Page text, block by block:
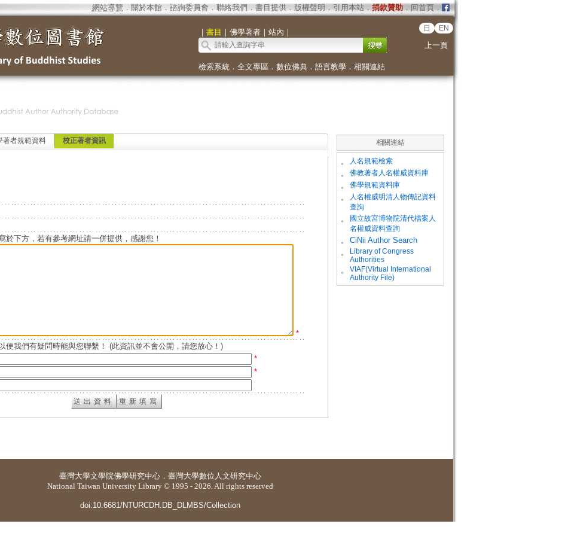
網站導覽 ． 關於本館． 諮詢委員會． 聯絡我們 ． 書目提供． 版權聲明 ． 引用本站． 捐款贊助．回首頁．
｜ 書目 ｜ 佛學著者｜ 站內 ｜ 日 EN
上一頁
檢索系統． 全文專區 ． 數位佛典． 語言教學． 相關連結
著者規範資料 校正著者資訊
於下方，若有參考網址請一併提供，感謝您！
*
便我們有疑問時能與您聯繫！ (此資訊並不會公開，請您放心！)
*
*
相關連結
。 人名規範檢索
。 佛教著者人名權威資料庫
。 佛學規範資料庫
。
人名權威明清人物傳記資料
查詢
。
國立故宮博物院清代檔案人
名權威資料查詢
。
CiNii Author Search
。
Library of Congress
Authorities
。
VIAF(Virtual International
Authority File)
臺灣大學文學院佛學研究中心 ． 臺灣大學數位人文研究中心
National Taiwan University Library © 1995 - 2026. All rights reserved
doi:10.6681/NTURCDH.DB_DLMBS/Collection